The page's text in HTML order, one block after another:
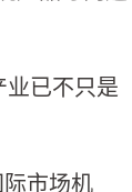
业已不只是
市场机